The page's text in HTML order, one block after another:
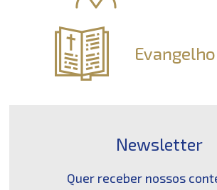
Newsletter
Quer receber nossos